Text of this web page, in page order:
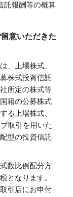
託報酬等の概算
意いただきた
、上場株式、
株式投資信託
所定の株式等
籍の公募株式
る上場株式、
取引を用いた
型の投資信託
数比例配分方
となります。
引店にお申付